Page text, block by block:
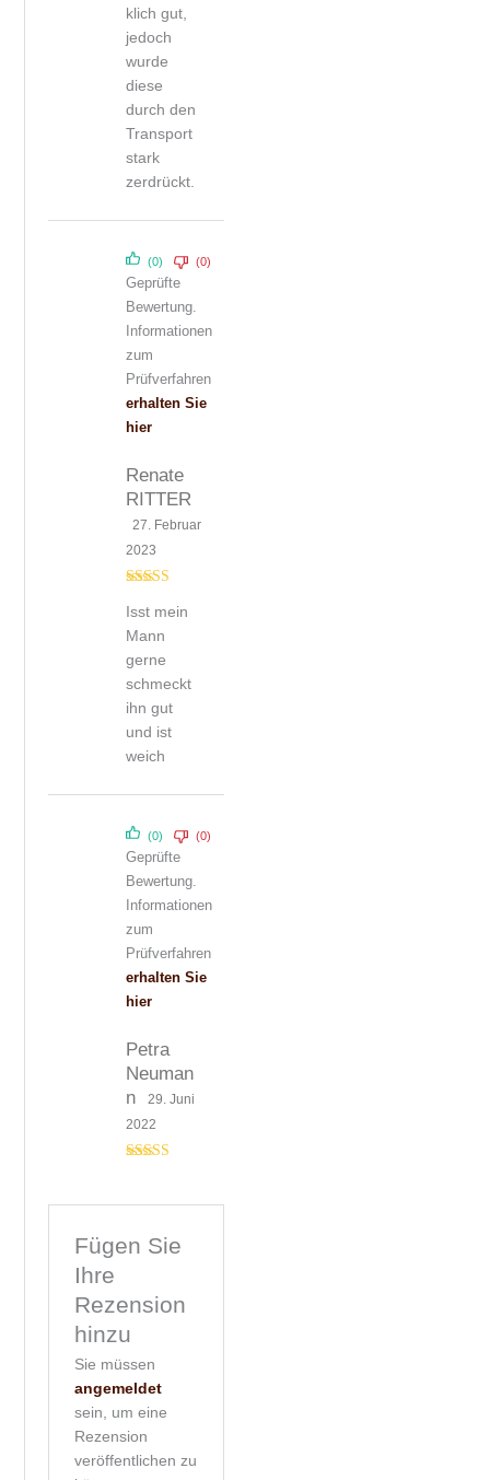
klich gut,
jedoch
wurde
diese
durch den
Transport
stark
zerdrückt.
5von 5
Renate
RITTER
27. Februar
2023
Isst mein
Mann
gerne
schmeckt
ihn gut
und ist
weich
(0) (0)
Geprüfte
Bewertung.
Informationen
zum
Prüfverfahren
erhalten Sie
hier
von 5
Petra
Neuman
n
29. Juni
2022
(0) (0)
Geprüfte
Bewertung.
Informationen
zum
Prüfverfahren
erhalten Sie
hier
Fügen Sie
Ihre
Rezension
hinzu
Sie müssen
angemeldet
sein, um eine
Rezension
veröffentlichen zu